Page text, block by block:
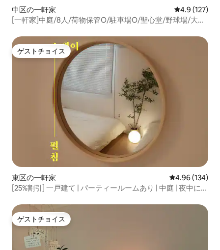
中区の一軒家 レビュー127
4.9 (127)
[一軒家]中庭/8人/荷物保管O/駐車場O/聖心堂/野球場/大田
ゲストチョイス
ゲストチョイス
東区の一軒家 レビュー134
4.96 (134)
[25%割引] 一戸建て | パーティールームあり | 中庭 | 夜中に騒
ゲストチョイス
ゲストチョイス